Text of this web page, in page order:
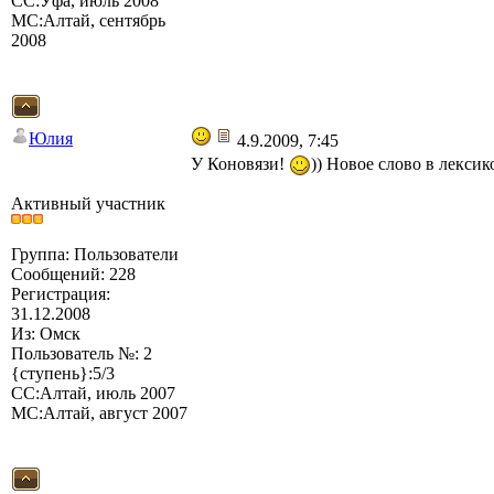
МС:Алтай, сентябрь
2008
Юлия 4.9.2009, 7:45
Активный участник
Группа: Пользователи
Сообщений: 228
Регистрация:
31.12.2008
Из: Омск
Пользователь №: 2
{ступень}:5/3
СС:Алтай, июль 2007
МС:Алтай, август 2007
У Коновязи! )) Новое слово в